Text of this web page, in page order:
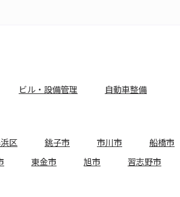
ビル・設備管理
自動車整備
区 銚子市 市川市
船橋市
東金市 旭市
習志野市